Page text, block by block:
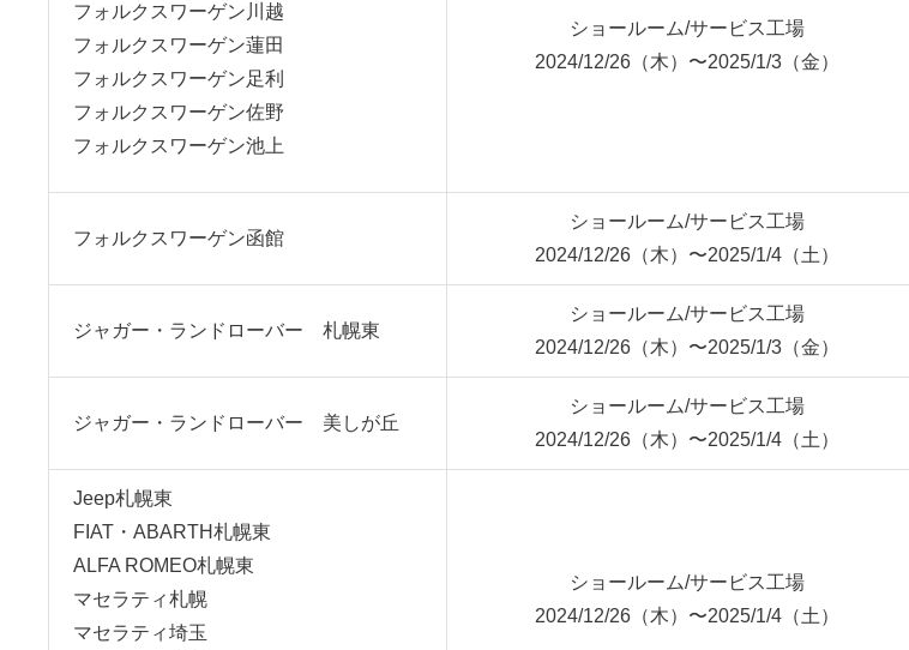
フォルクスワーゲン川越
フォルクスワーゲン蓮田
フォルクスワーゲン足利
フォルクスワーゲン佐野
フォルクスワーゲン池上
ショールーム/サービス工場
2024/12/26（木）〜2025/1/3（金）
フォルクスワーゲン函館
ショールーム/サービス工場
2024/12/26（木）〜2025/1/4（土）
ジャガー・ランドローバー 札幌東
ショールーム/サービス工場
2024/12/26（木）〜2025/1/3（金）
ジャガー・ランドローバー 美しが丘
ショールーム/サービス工場
2024/12/26（木）〜2025/1/4（土）
Jeep札幌東
FIAT・ABARTH札幌東
ALFA ROMEO札幌東
マセラティ札幌
マセラティ埼玉
ショールーム/サービス工場
2024/12/26（木）〜2025/1/4（土）